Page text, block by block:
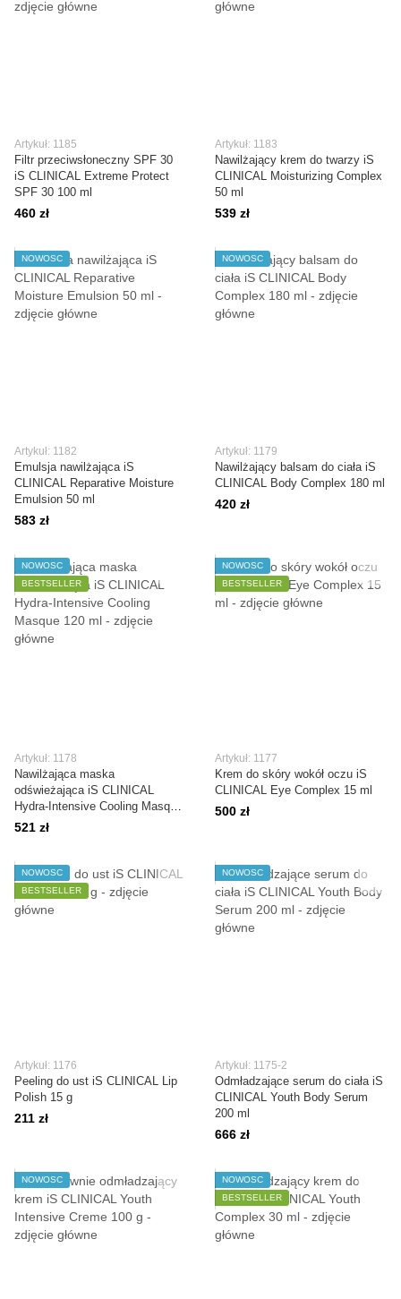
Artykuł: 1185
Filtr przeciwsłoneczny SPF 30
iS CLINICAL Extreme Protect
SPF 30 100 ml
460 zł
Artykuł: 1183
Nawilżający krem do twarzy iS
CLINICAL Moisturizing Complex
50 ml
539 zł
NOWOŚĆ
Artykuł: 1182
Emulsja nawilżająca iS
CLINICAL Reparative Moisture
Emulsion 50 ml
583 zł
NOWOŚĆ
Artykuł: 1179
Nawilżający balsam do ciała iS
CLINICAL Body Complex 180 ml
420 zł
NOWOŚĆ
BESTSELLER
Artykuł: 1178
Nawilżająca maska
odświeżająca iS CLINICAL
Hydra-Intensive Cooling Masque
120 ml
521 zł
NOWOŚĆ
BESTSELLER
Artykuł: 1177
Krem do skóry wokół oczu iS
CLINICAL Eye Complex 15 ml
500 zł
NOWOŚĆ
BESTSELLER
Artykuł: 1176
Peeling do ust iS CLINICAL Lip
Polish 15 g
211 zł
NOWOŚĆ
Artykuł: 1175-2
Odmładzające serum do ciała iS
CLINICAL Youth Body Serum
200 ml
666 zł
NOWOŚĆ
NOWOŚĆ
BESTSELLER